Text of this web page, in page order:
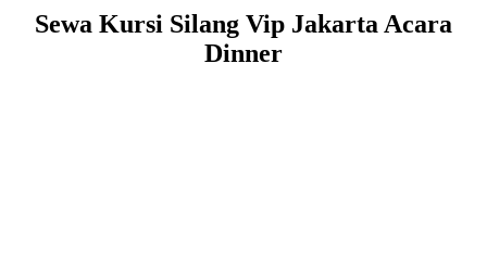
Sewa Kursi Silang Vip Jakarta Acara
Dinner